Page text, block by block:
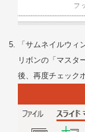
「サムネイルウ
リボンの「マスタ
後、再度チェック